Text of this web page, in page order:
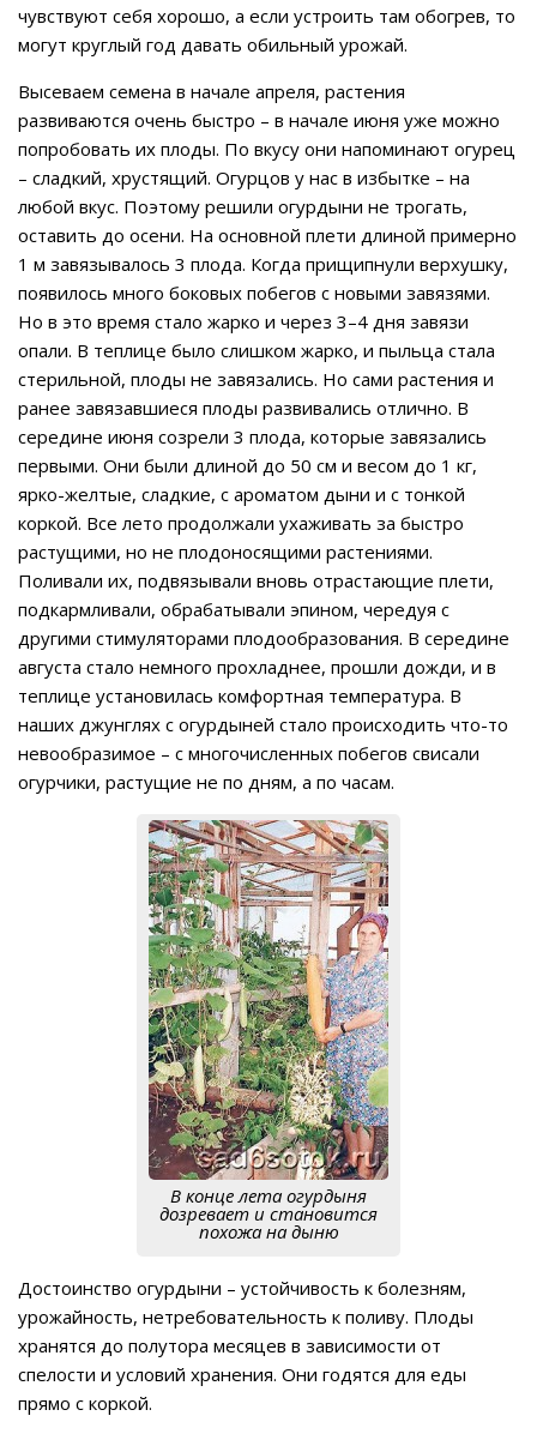
чувствуют себя хорошо, а если устроить там обогрев, то
могут круглый год давать обильный урожай.
Высеваем семена в начале апреля, растения
развиваются очень быстро – в начале июня уже можно
попробовать их плоды. По вкусу они напоминают огурец
– сладкий, хрустящий. Огурцов у нас в избытке – на
любой вкус. Поэтому решили огурдыни не трогать,
оставить до осени. На основной плети длиной примерно
1 м завязывалось 3 плода. Когда прищипнули верхушку,
появилось много боковых побегов с новыми завязями.
Но в это время стало жарко и через 3–4 дня завязи
опали. В теплице было слишком жарко, и пыльца стала
стерильной, плоды не завязались. Но сами растения и
ранее завязавшиеся плоды развивались отлично. В
середине июня созрели 3 плода, которые завязались
первыми. Они были длиной до 50 см и весом до 1 кг,
ярко-желтые, сладкие, с ароматом дыни и с тонкой
коркой. Все лето продолжали ухаживать за быстро
растущими, но не плодоносящими растениями.
Поливали их, подвязывали вновь отрастающие плети,
подкармливали, обрабатывали эпином, чередуя с
другими стимуляторами плодообразования. В середине
августа стало немного прохладнее, прошли дожди, и в
теплице установилась комфортная температура. В
наших джунглях с огурдыней стало происходить что-то
невообразимое – с многочисленных побегов свисали
огурчики, растущие не по дням, а по часам.
В конце лета огурдыня
дозревает и становится
похожа на дыню
Достоинство огурдыни – устойчивость к болезням,
урожайность, нетребовательность к поливу. Плоды
хранятся до полутора месяцев в зависимости от
спелости и условий хранения. Они годятся для еды
прямо с коркой.